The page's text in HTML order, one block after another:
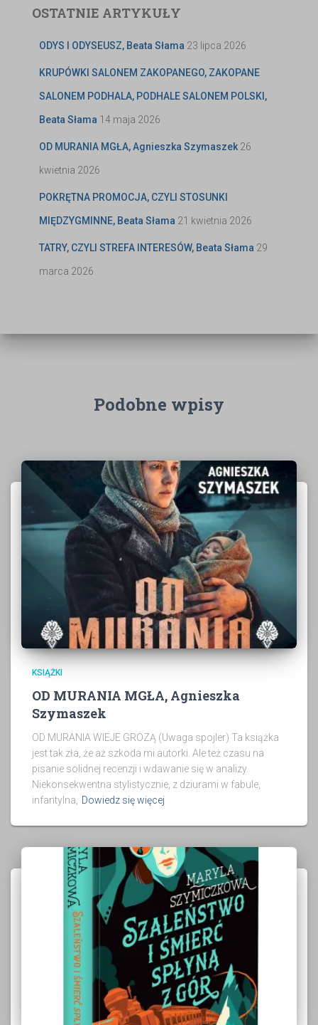
OSTATNIE ARTYKUŁY
ODYS I ODYSEUSZ, Beata Słama 23 lipca 2026
KRUPÓWKI SALONEM ZAKOPANEGO, ZAKOPANE
SALONEM PODHALA, PODHALE SALONEM POLSKI,
Beata Słama 14 maja 2026
OD MURANIA MGŁA, Agnieszka Szymaszek 26
kwietnia 2026
POKRĘTNA PROMOCJA, CZYLI STOSUNKI
MIĘDZYGMINNE, Beata Słama 21 kwietnia 2026
TATRY, CZYLI STREFA INTERESÓW, Beata Słama 29
marca 2026
Podobne wpisy
KSIĄŻKI
OD MURANIA MGŁA, Agnieszka
Szymaszek
OD MURANIA WIEJE GROZĄ (Uwaga spojler) Ta książka
jest tak zła, że aż szkoda mi autorki. Ale też czasu na
pisanie solidnej recenzji i wdawanie się w analizy.
Niekonsekwentna stylistycznie, z dziurami w fabule,
infantylna,
Dowiedz się więcej